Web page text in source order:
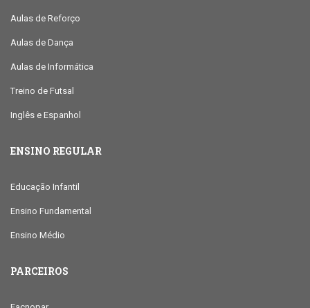
Aulas de Reforço
Aulas de Dança
Aulas de Informática
Treino de Futsal
Inglês e Espanhol
ENSINO REGULAR
Educação Infantil
Ensino Fundamental
Ensino Médio
PARCEIROS